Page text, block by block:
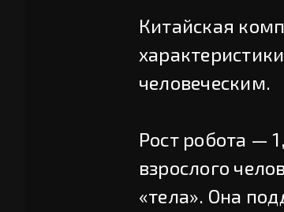
Китайская
человеческим.
Рост робота —
взрослого
«тела». Она